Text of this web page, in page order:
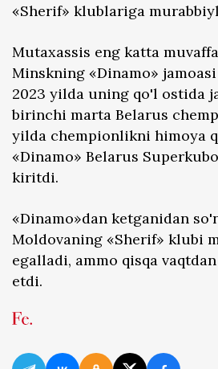
«Sherif» klublariga
Mutaxassis eng katta
Minskning «Dinamo»
2023 yilda uning qo'l ostida
birinchi marta Belarus
yilda chempionlikni himoya
«Dinamo» Belarus
kiritdi.
«Dinamo»dan ketganidan
Moldovaning «Sherif» klubi
egalladi, ammo qisqa
etdi.